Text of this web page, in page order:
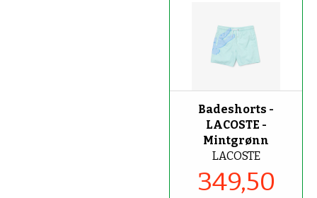
Badeshorts -
LACOSTE -
Mintgrønn
LACOSTE
349,50